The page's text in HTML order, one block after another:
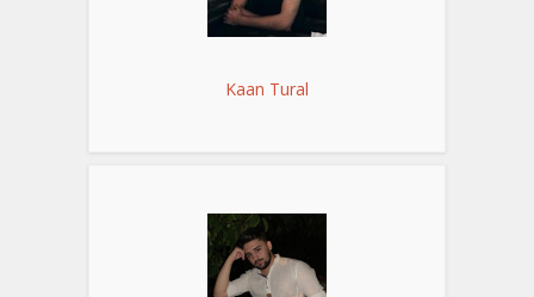
Kaan Tural